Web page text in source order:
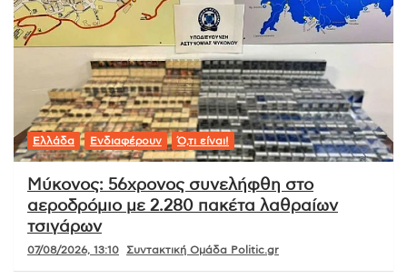
Ελλάδα Ενδιαφέρουν Ό,τι είναι!
Μύκονος: 56χρονος συνελήφθη στο
αεροδρόμιο με 2.280 πακέτα λαθραίων
τσιγάρων
07/08/2026, 13:10 Συντακτική Ομάδα Politic.gr